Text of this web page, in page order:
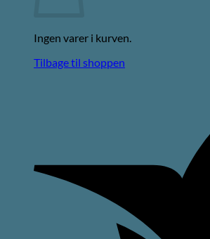
Ingen varer i kurven.
Tilbage til shoppen